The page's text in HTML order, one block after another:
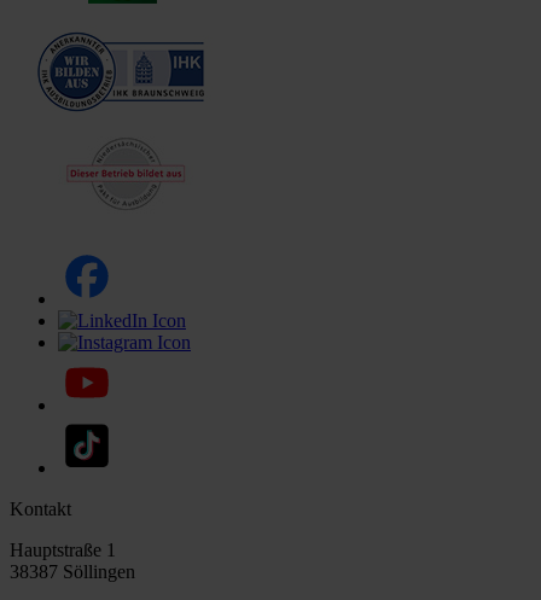
Kontakt
Hauptstraße 1
38387 Söllingen